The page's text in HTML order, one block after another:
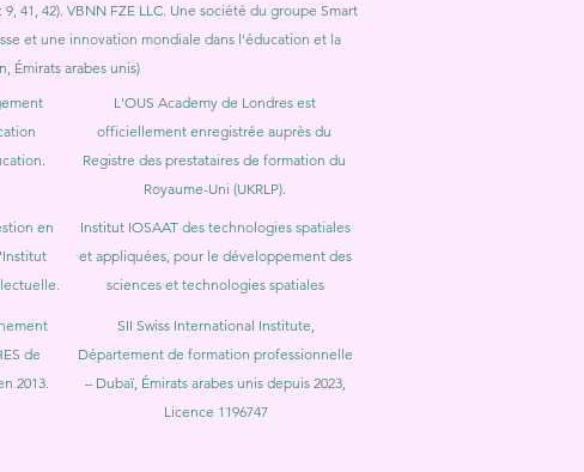
41, 42). VBNN FZE LLC. Une société du groupe Smart
et une innovation mondiale dans l'éducation et la
Émirats arabes unis)
L'OUS Academy de Londres est
officiellement enregistrée auprès du
Registre des prestataires de formation du
Royaume-Uni (UKRLP).
en
Institut IOSAAT des technologies spatiales
et appliquées, pour le développement des
sciences et technologies spatiales
de
2013.
SII Swiss International Institute,
Département de formation professionnelle
– Dubaï, Émirats arabes unis depuis 2023,
Licence 1196747